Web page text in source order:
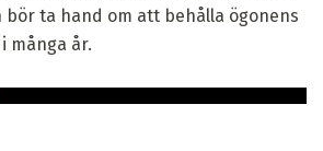
ta hand om att behålla ögonens
många år.